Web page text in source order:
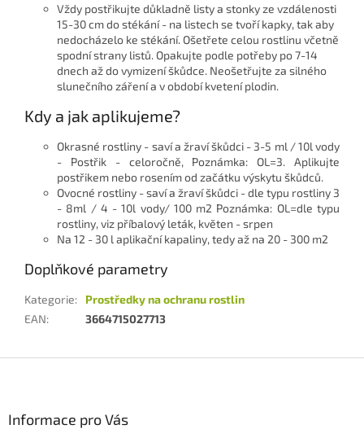
Vždy postřikujte důkladně listy a stonky ze vzdálenosti
15-30 cm do stékání - na listech se tvoří kapky, tak aby
nedocházelo ke stékání. Ošetřete celou rostlinu včetně
spodní strany listů. Opakujte podle potřeby po 7-14
dnech až do vymizení škůdce. Neošetřujte za silného
slunečního záření a v období kvetení plodin.
Kdy a jak aplikujeme?
Okrasné rostliny - saví a žraví škůdci - 3-5 ml / 10l vody
- Postřik - celoročně, Poznámka: OL=3. Aplikujte
postřikem nebo rosením od začátku výskytu škůdců.
Ovocné rostliny - saví a žraví škůdci - dle typu rostliny 3
- 8ml / 4 - 10l vody/ 100 m2 Poznámka: OL=dle typu
rostliny, viz příbalový leták, květen - srpen
Na 12 - 30 l aplikační kapaliny, tedy až na 20 - 300 m2
Doplňkové parametry
Kategorie:
Prostředky na ochranu rostlin
EAN: 3664715027713
Informace pro Vás